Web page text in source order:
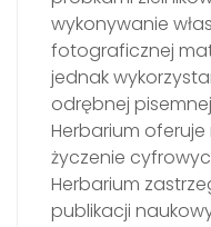
wykonywanie
fotograficznej
jednak
odrębnej
Herbarium
życzenie
Herbarium
publikacji